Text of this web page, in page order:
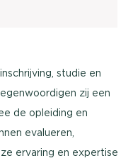
studie en
zij een
de opleiding en
evalueren,
ervaring en expertise